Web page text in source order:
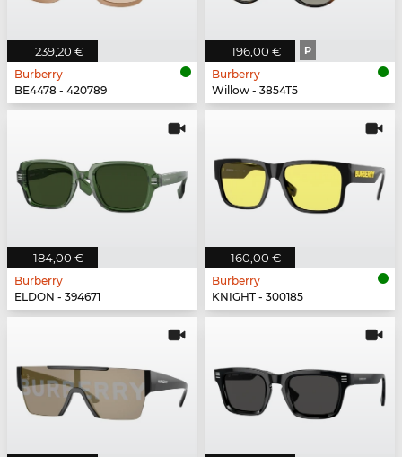
239,20 €
Burberry
BE4478 - 420789
196,00 € P
Burberry
Willow - 3854T5
184,00 €
Burberry
ELDON - 394671
160,00 €
Burberry
KNIGHT - 300185